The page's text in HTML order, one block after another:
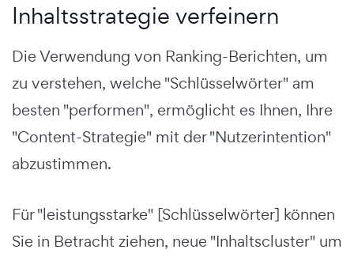
Inhaltsstrategie verfeinern
Die Verwendung von Ranking-Berichten, um
zu verstehen, welche "Schlüsselwörter" am
besten "performen", ermöglicht es Ihnen, Ihre
"Content-Strategie" mit der "Nutzerintention"
abzustimmen.
Für "leistungsstarke" [Schlüsselwörter] können
Sie in Betracht ziehen, neue "Inhaltscluster" um